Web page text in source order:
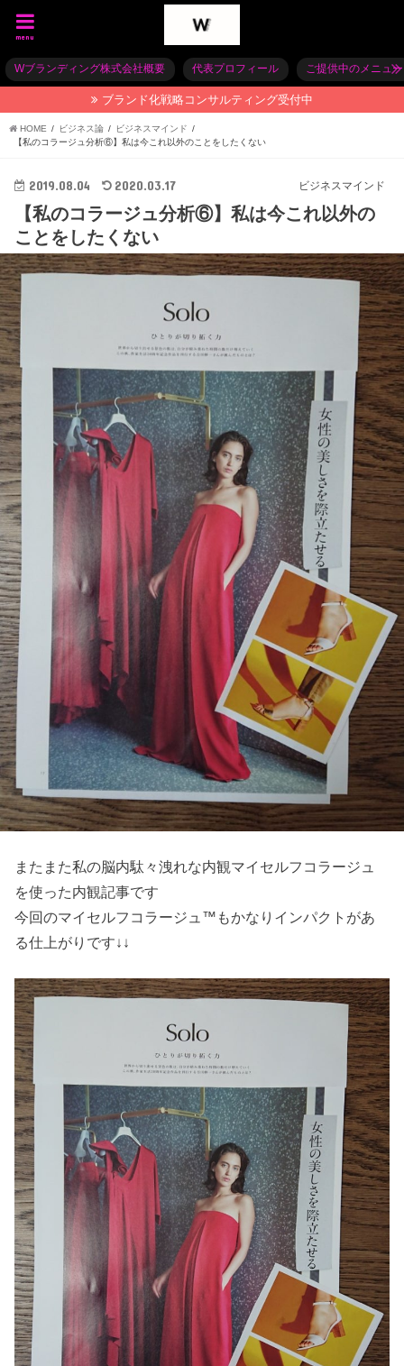
menu
Wブランディング株式会社概要 代表プロフィール ご提供中のメニュー
ブランド化戦略コンサルティング受付中
HOME ビジネス論
ビジネスマインド
【私のコラージュ分析⑥】私は今これ以外のことをしたくない
ビジネスマインド
2019.08.04 2020.03.17
【私のコラージュ分析⑥】私は今これ以外の
ことをしたくない
またまた私の脳内駄々洩れな内観マイセルフコラージュ
を使った内観記事です
今回のマイセルフコラージュ™もかなりインパクトがあ
る仕上がりです↓↓